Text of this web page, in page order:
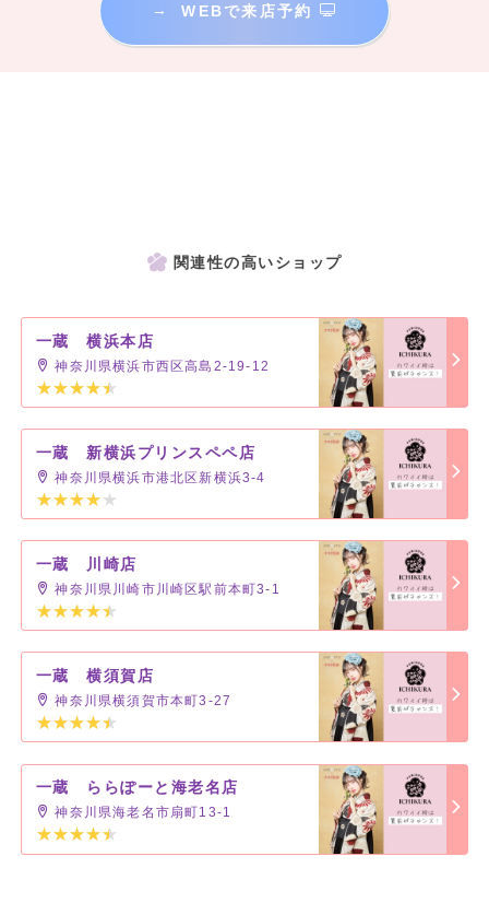
→ WEBで来店予約
関連性の高いショップ
一蔵 横浜本店
神奈川県横浜市西区高島2-19-12
一蔵 新横浜プリンスペペ店
神奈川県横浜市港北区新横浜3-4
一蔵 川崎店
神奈川県川崎市川崎区駅前本町3-1
一蔵 横須賀店
神奈川県横須賀市本町3-27
一蔵 ららぽーと海老名店
神奈川県海老名市扇町13-1